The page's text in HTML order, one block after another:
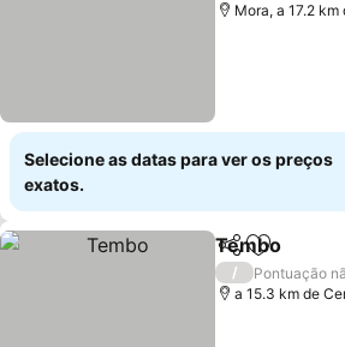
Mora, a 17.2 km
Selecione as datas para ver os preços
exatos.
Partilhar
Tembo
/
Pontuação
a 15.3 km de